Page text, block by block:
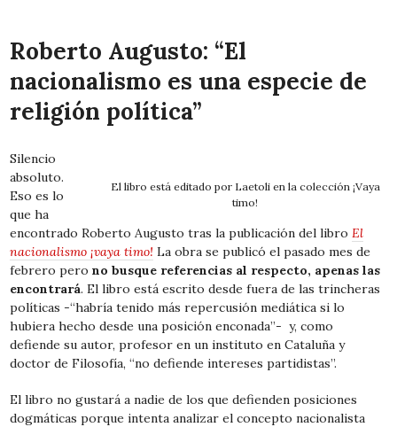
Roberto Augusto: “El
nacionalismo es una especie de
religión política”
El libro está editado por Laetoli en la colección ¡Vaya
timo!
Silencio
absoluto.
Eso es lo
que ha
encontrado Roberto Augusto tras la publicación del libroEl
nacionalismo ¡vaya timo! La obra se publicó el pasado mes de
febrero perono busque referencias al respecto, apenas las
encontrará. El libro está escrito desde fuera de las trincheras
políticas -“habría tenido más repercusión mediática si lo
hubiera hecho desde una posición enconada”- y, como
defiende su autor, profesor en un instituto en Cataluña y
doctor de Filosofía, “no defiende intereses partidistas”.
El libro no gustará a nadie de los que defienden posiciones
dogmáticas porque intenta analizar el concepto nacionalista